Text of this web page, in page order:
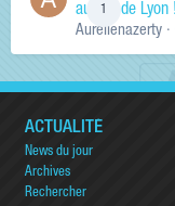
au sud de Lyon !
Aurelienazerty
ACTUALITÉ
News du jour
Archives
Rechercher